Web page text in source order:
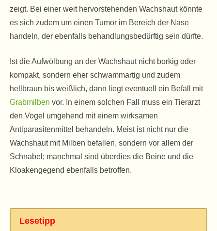
zeigt. Bei einer weit hervorstehenden Wachshaut könnte
es sich zudem um einen Tumor im Bereich der Nase
handeln, der ebenfalls behandlungsbedürftig sein dürfte.
Ist die Aufwölbung an der Wachshaut nicht borkig oder
kompakt, sondern eher schwammartig und zudem
hellbraun bis weißlich, dann liegt eventuell ein Befall mit
Grabmilben vor. In einem solchen Fall muss ein Tierarzt
den Vogel umgehend mit einem wirksamen
Antiparasitenmittel behandeln. Meist ist nicht nur die
Wachshaut mit Milben befallen, sondern vor allem der
Schnabel; manchmal sind überdies die Beine und die
Kloakengegend ebenfalls betroffen.
Lesetipp